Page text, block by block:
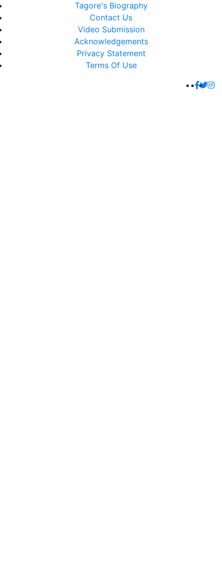
Tagore's Biography
Contact Us
Video Submission
Acknowledgements
Privacy Statement
Terms Of Use